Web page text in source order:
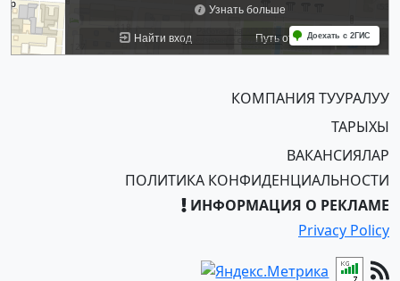
КОМПАНИЯ ТУУРАЛУУ
ТАРЫХЫ
ВАКАНСИЯЛАР
ПОЛИТИКА КОНФИДЕНЦИАЛЬНОСТИ
ИНФОРМАЦИЯ О РЕКЛАМЕ
Privacy Policy